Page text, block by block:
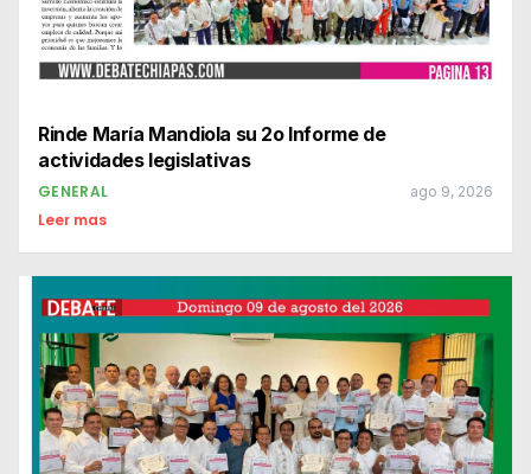
Rinde María Mandiola su 2o Informe de
actividades legislativas
GENERAL ago 9, 2026
Leer mas